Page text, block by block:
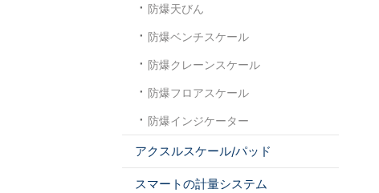
防爆天びん
防爆ベンチスケール
防爆クレーンスケール
防爆フロアスケール
防爆インジケーター
アクスルスケール/パッド
スマートの計量システム